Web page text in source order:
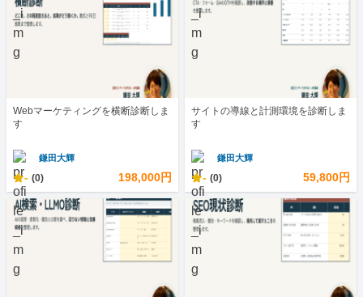
Webマーケティングを横断診断しま
す
鎌田大輝
- (0) 198,000円
サイトの導線と計測環境を診断しま
す
鎌田大輝
- (0) 59,800円